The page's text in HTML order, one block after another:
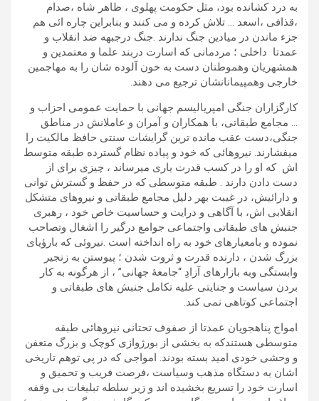
به درد کشانده بود، مثل حکومت پهلوی ، ظاهر شاه ،صدام
،قذافی ،اسعد … تلاش کرده و می کنند و بنابراین چاره ائی هم
جزء ماندن در میادین جنگ ندارند .جنگ درجبهه ضد انقلاب و
عمدتا داخلی ؛ مردمانی که اسارت دربند علما و معتمدین و
همشهریان وهموطنان دست به خون آلوده شان را به مهاجمین
خارجی وهمپیمانانشان ترجیع می دهند.
کارگزاران جنگی امپریالیسم جهانی با حمایت عمومی احزاب و
… مجامع طبقاتی، با همکاران و آمران و عاملانش در مناطق
جنگی،دست عقب مانده ترین گرایشات سنتی حافظ مالکیت را
میفشارند. نیروهائی که خود و پیاده نظام گسترده طبقه متوسط
اش که او را در کسب قدرت یاری میرساند ، چیزی برای از
دست دادن دارند . طبقه متوسطی که در حفظ و گسترش توانی
و دارائیش، در غیبت بهر دلیل مجامع طبقاتی و نیروهای متشکل
انقلابی اش، با آگاهی و درایت و حساسیت خاص خود ، رهبری
جنبش های طبقاتی واجتماعی جوامع درگیر را اشغال وتصاحب
نموده و بامعیارهای خود به راه انداخته است .نیروئی که بارؤیای
بزرگ شدن ، دارنده قدرت و ثروت شدن ؛ پیوستن به زنجیر
وابستگی وبه بازارهای آزادِ “جامعۀ جهانی” ، از هرگونه به کار
بردن سیاست و جنایتی علیه تکامل جنبش های طبقاتی و
اجتماعی کوتاهی نمی کند.
امواج پناهجویان عمدتا از صفوف تحتانی نیروهائی طبقه
متوسطی هستندکه به بخشی از بورژوازی کوچک و بزرگ متعفن
و وحشی خودی امید بسته بودند. امواجی که در پی توهم تاریخی
اشان به دستگاه مذهب وسیاست ،فرصت فریب و تحمیق و
اسارت خود را تسریع بخشیده اند و زیر سلطه تبلیغات بی وقفه